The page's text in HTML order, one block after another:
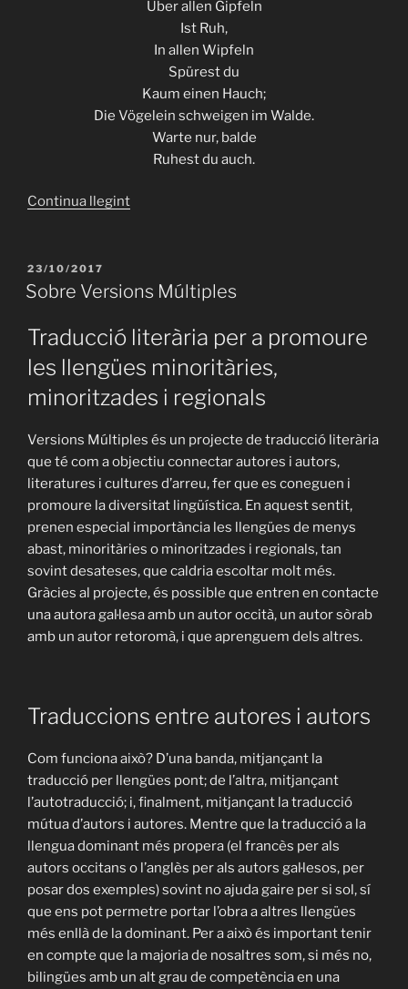
Über allen Gipfeln
Ist Ruh,
In allen Wipfeln
Spürest du
Kaum einen Hauch;
Die Vögelein schweigen im Walde.
Warte nur, balde
Ruhest du auch.
Continua llegint«“Über
‘Damunt
muntanyes’
PUBLICAT
A
23/10/2017
Sobre Versions Múltiples
Traducció literària per a promoure
les llengües minoritàries,
minoritzades i regionals
Versions Múltiples és un projecte de traducció literària
que té com a objectiu connectar autores i autors,
literatures i cultures d’arreu, fer que es coneguen i
promoure la diversitat lingüística. En aquest sentit,
prenen especial importància les llengües de menys
abast, minoritàries o minoritzades i regionals, tan
sovint desateses, que caldria escoltar molt més.
Gràcies al projecte, és possible que entren en contacte
una autora gal·lesa amb un autor occità, un autor sòrab
amb un autor retoromà, i que aprenguem dels altres.
Traduccions entre autores i autors
Com funciona això? D’una banda, mitjançant la
traducció per llengües pont; de l’altra, mitjançant
l’autotraducció; i, finalment, mitjançant la traducció
mútua d’autors i autores. Mentre que la traducció a la
llengua dominant més propera (el francès per als
autors occitans o l’anglès per als autors gal·lesos, per
posar dos exemples) sovint no ajuda gaire per si sol, sí
que ens pot permetre portar l’obra a altres llengües
més enllà de la dominant. Per a això és important tenir
en compte que la majoria de nosaltres som, si més no,
bilingües amb un alt grau de competència en una